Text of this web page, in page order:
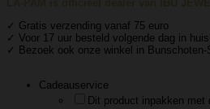
✓ Gratis verzending vanaf 75 euro
✓ Voor 17 uur besteld volgende dag in huis!
✓ Bezoek ook onze winkel in Bunschoten-
Cadeauservice
Dit product inpakken met